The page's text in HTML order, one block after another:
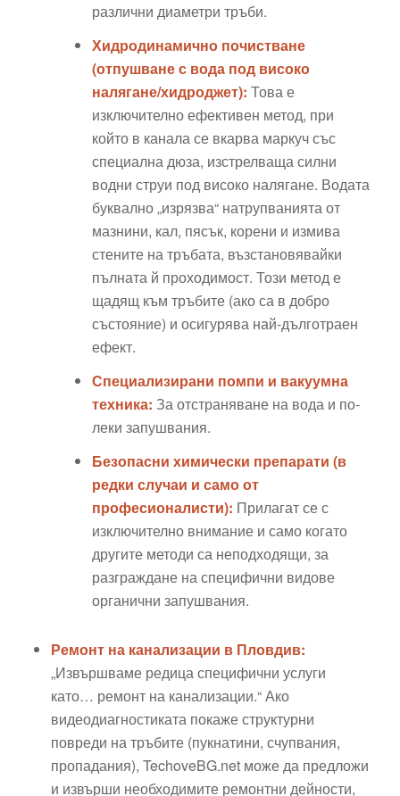
различни диаметри тръби.
Хидродинамично почистване
(отпушване с вода под високо
налягане/хидроджет): Това е
изключително ефективен метод, при
който в канала се вкарва маркуч със
специална дюза, изстрелваща силни
водни струи под високо налягане. Водата
буквално „изрязва“ натрупванията от
мазнини, кал, пясък, корени и измива
стените на тръбата, възстановявайки
пълната й проходимост. Този метод е
щадящ към тръбите (ако са в добро
състояние) и осигурява най-дълготраен
ефект.
Специализирани помпи и вакуумна
техника: За отстраняване на вода и по-
леки запушвания.
Безопасни химически препарати (в
редки случаи и само от
професионалисти): Прилагат се с
изключително внимание и само когато
другите методи са неподходящи, за
разграждане на специфични видове
органични запушвания.
Ремонт на канализации в Пловдив:
„Извършваме редица специфични услуги
като… ремонт на канализации.“ Ако
видеодиагностиката покаже структурни
повреди на тръбите (пукнатини, счупвания,
пропадания), TechoveBG.net може да предложи
и извърши необходимите ремонтни дейности,